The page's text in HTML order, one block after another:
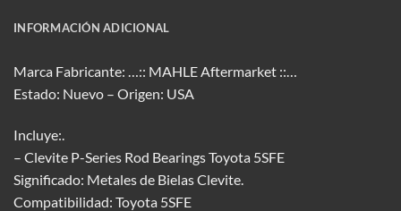
INFORMACIÓN ADICIONAL
Marca Fabricante: …:: MAHLE Aftermarket ::…
Estado: Nuevo – Origen: USA
Incluye:.
– Clevite P-Series Rod Bearings Toyota 5SFE
Significado: Metales de Bielas Clevite.
Compatibilidad: Toyota 5SFE